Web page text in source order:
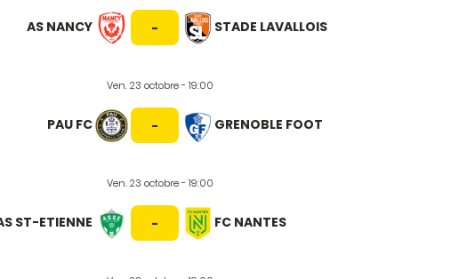
AS NANCY - STADE LAVALLOIS
Ven. 23 octobre - 19:00
PAU FC - GRENOBLE FOOT
Ven. 23 octobre - 19:00
ST-ETIENNE - FC NANTES